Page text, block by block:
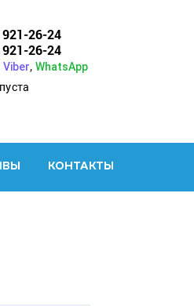
26-24
26-24
Viber, WhatsApp
КОНТАКТЫ